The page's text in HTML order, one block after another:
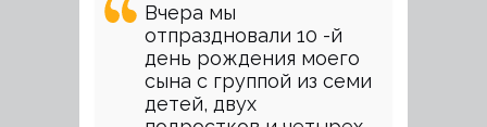
Вчера мы
отпраздновали 10 -й
день рождения моего
сына с группой из семи
детей, двух